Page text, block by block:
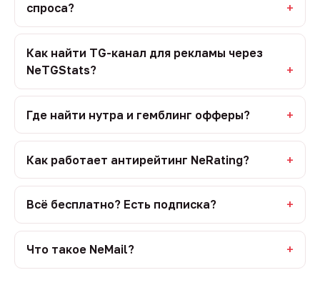
спроса?
Как найти TG-канал для рекламы через
NeTGStats?
Где найти нутра и гемблинг офферы?
Как работает антирейтинг NeRating?
Всё бесплатно? Есть подписка?
Что такое NeMail?